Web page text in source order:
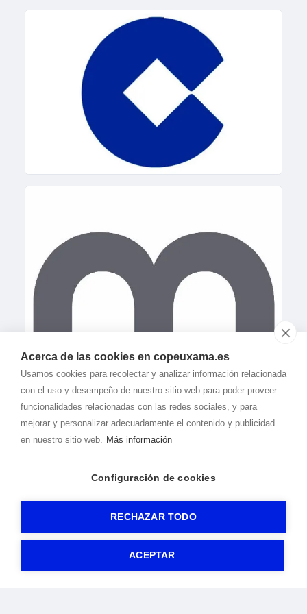
Acerca de las cookies en copeuxama.es
Usamos cookies para recolectar y analizar información relacionada
con el uso y desempeño de nuestro sitio web para poder proveer
funcionalidades relacionadas con las redes sociales, y para
mejorar y personalizar adecuadamente el contenido y publicidad
en nuestro sitio web. Más información
Configuración de cookies
RECHAZAR TODO
ACEPTAR
© 2020-2026 Cope Uxama -Aviso legal|Política de privacidad|
Política de cookies-